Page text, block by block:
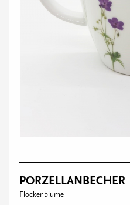
PORZELLANBECHER
Flockenblume